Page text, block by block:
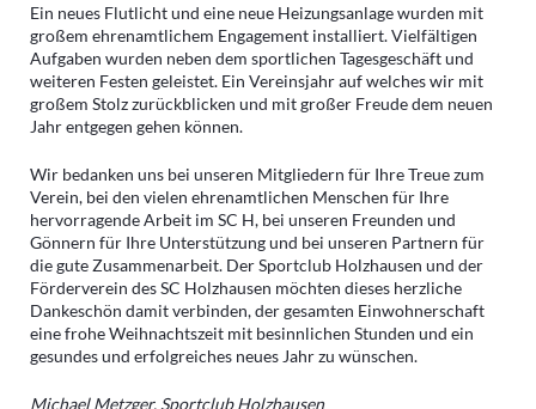
Ein neues Flutlicht und eine neue Heizungsanlage wurden mit
großem ehrenamtlichem Engagement installiert. Vielfältigen
Aufgaben wurden neben dem sportlichen Tagesgeschäft und
weiteren Festen geleistet. Ein Vereinsjahr auf welches wir mit
großem Stolz zurückblicken und mit großer Freude dem neuen
Jahr entgegen gehen können.
Wir bedanken uns bei unseren Mitgliedern für Ihre Treue zum
Verein, bei den vielen ehrenamtlichen Menschen für Ihre
hervorragende Arbeit im SC H, bei unseren Freunden und
Gönnern für Ihre Unterstützung und bei unseren Partnern für
die gute Zusammenarbeit. Der Sportclub Holzhausen und der
Förderverein des SC Holzhausen möchten dieses herzliche
Dankeschön damit verbinden, der gesamten Einwohnerschaft
eine frohe Weihnachtszeit mit besinnlichen Stunden und ein
gesundes und erfolgreiches neues Jahr zu wünschen.
Michael Metzger, Sportclub Holzhausen